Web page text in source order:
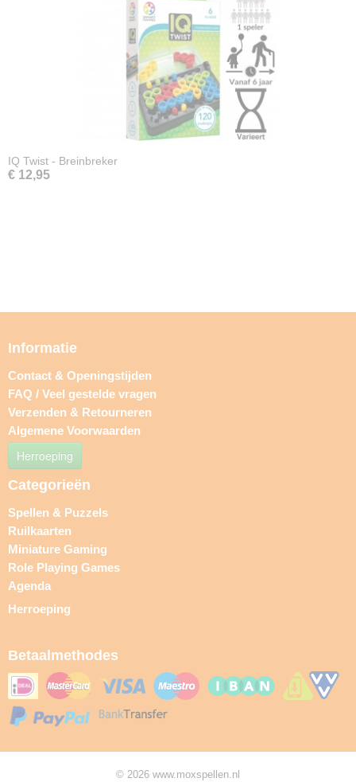
IQ Twist - Breinbreker
€ 12,95
Informatie
Contact & Openingstijden
FAQ / Veel gestelde vragen
Verzenden & Retourneren
Algemene Voorwaarden
Herroeping
Categorieën
Spellen & Puzzels
Ruilkaarten
Miniature Gaming
Role Playing Games
Agenda
Herroeping
Betaalmethodes
© 2026 www.moxspellen.nl